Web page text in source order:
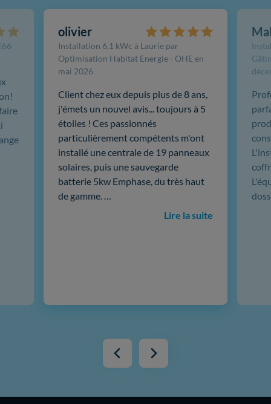
olivier
Installation 6,1 kWc à Laurie par
Optimisation Habitat Energie - OHE en
mai 2026
Client chez eux depuis plus de 8 ans,
j'émets un nouvel avis... toujours à 5
étoiles ! Ces passionnés
particulièrement compétents m'ont
installé une centrale de 19 panneaux
solaires, puis une sauvegarde
batterie 5kw Emphase, du très haut
de gamme. …
Lire la suite